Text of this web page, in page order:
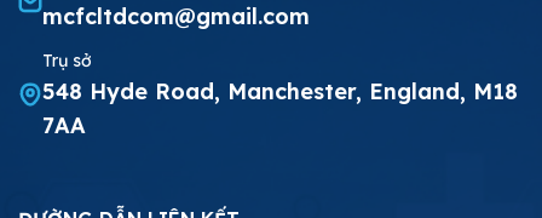
mcfcltdcom@gmail.com
Trụ sở
548 Hyde Road, Manchester, England, M18
7AA